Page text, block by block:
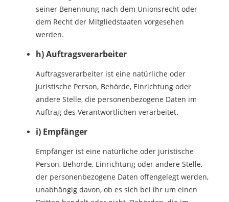
seiner Benennung nach dem Unionsrecht oder
dem Recht der Mitgliedstaaten vorgesehen
werden.
h) Auftragsverarbeiter
Auftragsverarbeiter ist eine natürliche oder
juristische Person, Behörde, Einrichtung oder
andere Stelle, die personenbezogene Daten im
Auftrag des Verantwortlichen verarbeitet.
i) Empfänger
Empfänger ist eine natürliche oder juristische
Person, Behörde, Einrichtung oder andere Stelle,
der personenbezogene Daten offengelegt werden,
unabhängig davon, ob es sich bei ihr um einen